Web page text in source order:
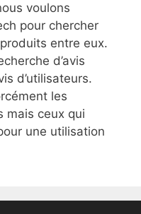
voulons
pour chercher
entre eux.
d’avis
d’utilisateurs.
les
mais ceux qui
une utilisation